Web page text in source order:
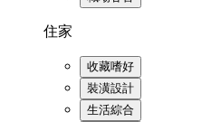
住家
收藏嗜好
裝潢設計
生活綜合